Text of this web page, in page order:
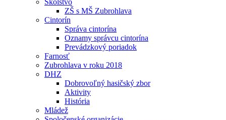
Školstvo
ZŠ s MŠ Zubrohlava
Cintorín
Správa cintorína
Oznamy správcu cintorína
Prevádzkový poriadok
Farnosť
Zubrohlava v roku 2018
DHZ
Dobrovoľný hasičský zbor
Aktivity
História
Mládež